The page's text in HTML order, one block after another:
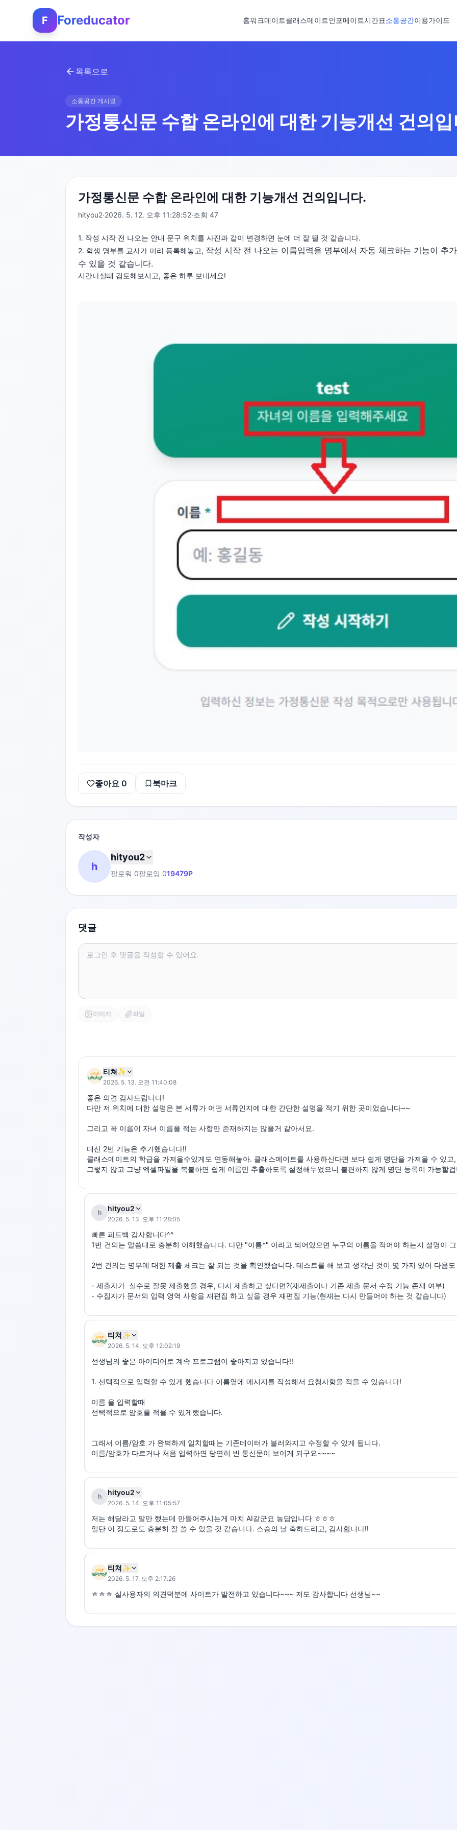
F Foreducator 홈워크메이트클래스메이트인포메이트시간표소통공간이용가이드
목록으로
소통공간 게시글
가정통신문 수합 온라인에 대한 기능개선 건의
가정통신문 수합 온라인에 대한 기능개선 건의입니다.
hityou2·2026. 5. 12. 오후 11:28:52·조회 47
1. 작성 시작 전 나오는 안내 문구 위치를 사진과 같이 변경하면 눈에 더 잘 띌 것 같습니다.
2. 학생 명부를 교사가 미리 등록해놓고, 작성 시작 전 나오는 이름입력을 명부에서 자동 체크하는 기능이 추
수 있을 것 같습니다.
시간나실때 검토해보시고, 좋은 하루 보내세요!
좋아요 0 북마크
작성자
h
hityou2
팔로워 0팔로잉 019479P
댓글
이미지 파일
티쳐✨
2026. 5. 13. 오전 11:40:08
좋은 의견 감사드립니다!
다만 저 위치에 대한 설명은 본 서류가 어떤 서류인지에 대한 간단한 설명을 적기 위한 곳이었습니다~~
그리고 꼭 이름이 자녀 이름을 적는 사항만 존재하지는 않을거 같아서요.
대신 2번 기능은 추가했습니다!!
클래스메이트의 학급을 가져올수있게도 연동해놓아. 클래스메이트를 사용하신다면 보다 쉽게 명단을 가져올 수 있고,
그렇지 않고 그냥 엑셀파일을 복붙하면 쉽게 이름만 추출하도록 설정해두었으니 불편하지 않게 명단 등록이 가능할
h hityou2
2026. 5. 13. 오후 11:28:05
빠른 피드백 감사합니다^^
1번 건의는 말씀대로 충분히 이해했습니다. 다만 "이름*" 이라고 되어있으면 누구의 이름을 적어야 하는지 설명이
2번 건의는 명부에 대한 제출 체크는 잘 되는 것을 확인했습니다. 테스트를 해 보고 생각난 것이 몇 가지 있어 다음
- 제출자가  실수로 잘못 제출했을 경우, 다시 제출하고 싶다면?(재제출이나 기존 제출 문서 수정 기능 존재 여부)
- 수집자가 문서의 입력 영역 사항을 재편집 하고 싶을 경우 재편집 기능(현재는 다시 만들어야 하는 것 같습니다)
티쳐✨
2026. 5. 14. 오후 12:02:19
선생님의 좋은 아이디어로 계속 프로그램이 좋아지고 있습니다!!
1. 선택적으로 입력할 수 있게 했습니다 이름옆에 메시지를 작성해서 요청사항을 적을 수 있습니다!
이름 을 입력할때
선택적으로 암호를 적을 수 있게했습니다.
그래서 이름/암호 가 완벽하게 일치할때는 기존데이터가 불러와지고 수정할 수 있게 됩니다.
이름/암호가 다르거나 처음 입력하면 당연히 빈 통신문이 보이게 되구요~~~~
h hityou2
2026. 5. 14. 오후 11:05:57
저는 해달라고 말만 했는데 만들어주시는게 마치 AI같군요 농담입니다 ㅎㅎㅎ
일단 이 정도로도 충분히 잘 쓸 수 있을 것 같습니다. 스승의 날 축하드리고, 감사합니다!!
티쳐✨
2026. 5. 17. 오후 2:17:26
ㅎㅎㅎ 실사용자의 의견덕분에 사이트가 발전하고 있습니다~~~ 저도 감사합니다 선생님~~